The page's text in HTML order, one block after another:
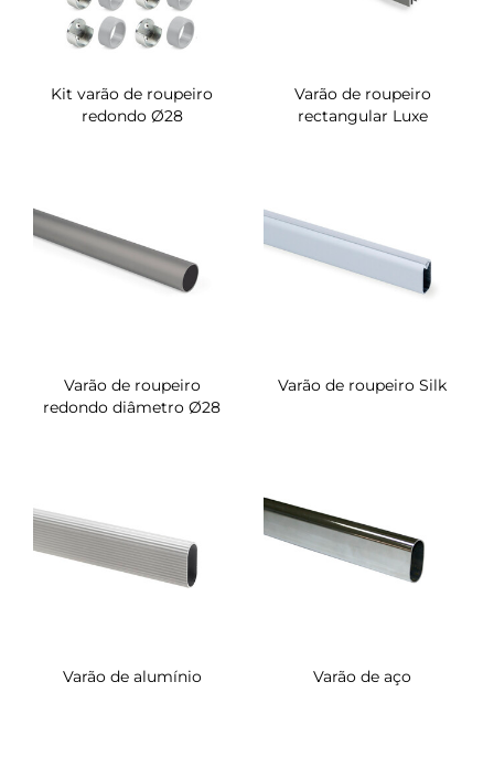
Kit varão de roupeiro
redondo Ø28
Varão de roupeiro
rectangular Luxe
Varão de roupeiro
redondo diâmetro Ø28
Varão de roupeiro Silk
Varão de alumínio Varão de aço